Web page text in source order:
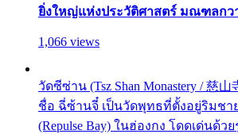
ยิ่งใหญ่แห่งประวัติศาสตร์ มณฑลกว
1,066 views
วัดซีซ่าน (Tsz Shan Monastery / 慈
ชื่อ ฉี่ซ้านจี๋ เป็นวัดพุทธที่ตั้งอยู่ริมชา
(Repulse Bay) ในฮ่องกง โดดเด่นด้